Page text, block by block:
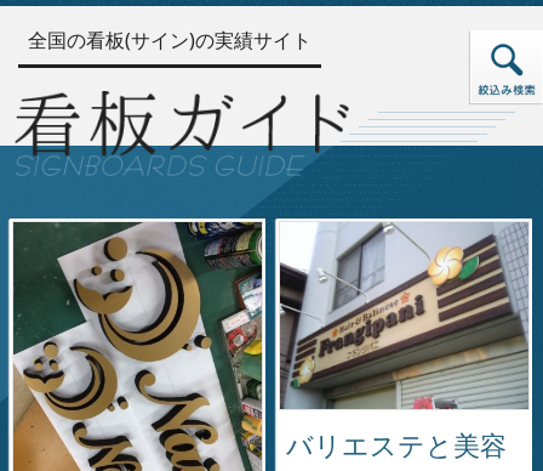
全国の看板(サイン)の実績サイト
バリエステと美容